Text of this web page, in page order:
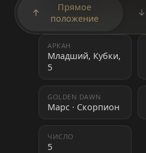
↑
Прямое
положение
↓
АРКАН
Младший, Кубки,
5
GOLDEN DAWN
Марс · Скорпион
ЧИСЛО
5